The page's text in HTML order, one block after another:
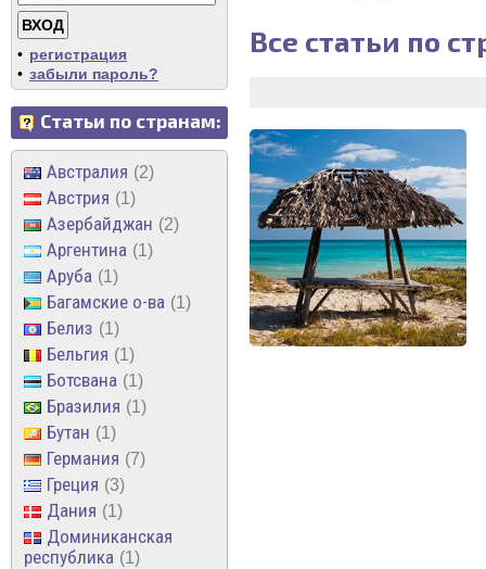
• регистрация
• забыли пароль?
Статьи по странам:
Австралия 2
Австрия 1
Азербайджан 2
Аргентина 1
Аруба 1
Багамские о-ва 1
Белиз 1
Бельгия 1
Ботсвана 1
Бразилия 1
Бутан 1
Германия 7
Греция 3
Дания 1
Доминиканская
республика
1
Все статьи по